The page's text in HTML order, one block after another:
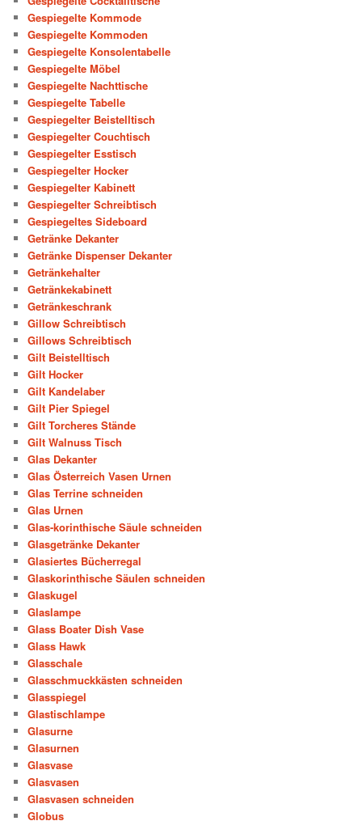
Gespiegelte Kommode
Gespiegelte Kommoden
Gespiegelte Konsolentabelle
Gespiegelte Möbel
Gespiegelte Nachttische
Gespiegelte Tabelle
Gespiegelter Beistelltisch
Gespiegelter Couchtisch
Gespiegelter Esstisch
Gespiegelter Hocker
Gespiegelter Kabinett
Gespiegelter Schreibtisch
Gespiegeltes Sideboard
Getränke Dekanter
Getränke Dispenser Dekanter
Getränkehalter
Getränkekabinett
Getränkeschrank
Gillow Schreibtisch
Gillows Schreibtisch
Gilt Beistelltisch
Gilt Hocker
Gilt Kandelaber
Gilt Pier Spiegel
Gilt Torcheres Stände
Gilt Walnuss Tisch
Glas Dekanter
Glas Österreich Vasen Urnen
Glas Terrine schneiden
Glas Urnen
Glas-korinthische Säule schneiden
Glasgetränke Dekanter
Glasiertes Bücherregal
Glaskorinthische Säulen schneiden
Glaskugel
Glaslampe
Glass Boater Dish Vase
Glass Hawk
Glasschale
Glasschmuckkästen schneiden
Glasspiegel
Glastischlampe
Glasurne
Glasurnen
Glasvase
Glasvasen
Glasvasen schneiden
Globus